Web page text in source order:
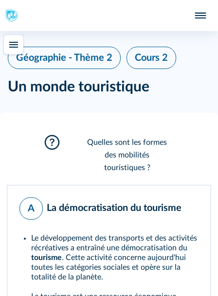
Géographie - Thème 2 Cours 2
Un monde touristique
Quelles sont les formes
des mobilités
touristiques ?
A La démocratisation du tourisme
Le développement des transports et des activités
récréatives a entraîné une démocratisation du
tourisme. Cette activité concerne aujourd'hui
toutes les catégories sociales et opère sur la
totalité de la planète.